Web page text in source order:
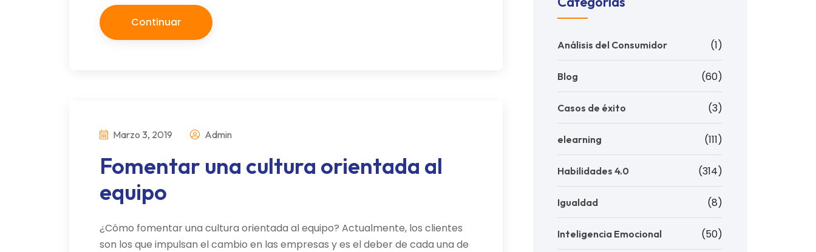
Continuar
Marzo 3, 2019 Admin
Fomentar una cultura orientada al
equipo
¿Cómo fomentar una cultura orientada al equipo? Actualmente, los clientes
son los que impulsan el cambio en las empresas y es el deber de cada una de
Análisis del Consumidor (1)
Blog (60)
Casos de éxito (3)
elearning (111)
Habilidades 4.0 (314)
Igualdad (8)
Inteligencia Emocional (50)